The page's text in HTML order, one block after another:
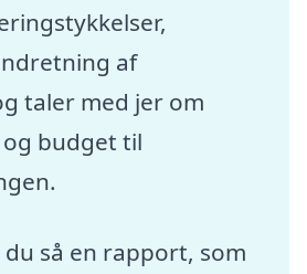
af
taler med jer om
budget til
så en rapport, som